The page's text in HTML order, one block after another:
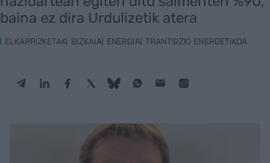
baina ez dira Urdulizetik atera
ELKARRIZKETAK BIZKAIA ENERGIA TRANTSIZIO ENERGETIKOA